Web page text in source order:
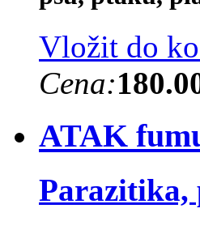
Vložit do
Cena:
ATAK
Parazitika,